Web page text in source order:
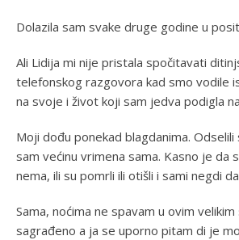
Dolazila sam svake druge godine u
Ali Lidija mi nije pristala spočitavati
telefonskog razgovora kad smo vodile
na svoje i život koji sam jedva podigla
Moji dođu ponekad blagdanima.
sam većinu vrimena sama. Kasno je
nema, ili su pomrli ili otišli i sami negdi
Sama, noćima ne spavam u ovim
sagrađeno a ja se uporno pitam di je